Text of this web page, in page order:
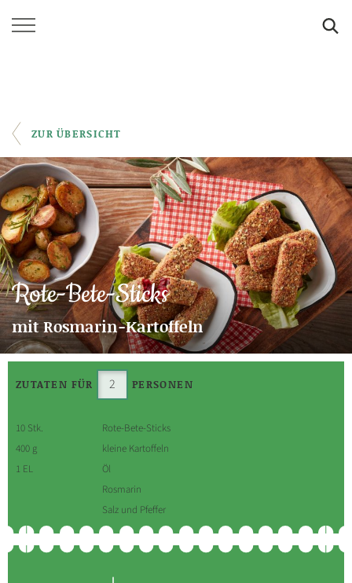
ZUR ÜBERSICHT
Rote-Bete-Sticks
mit Rosmarin-Kartoffeln
ZUTATEN FÜR PERSONEN
10 Stk.
Rote-Bete-Sticks
400 g
kleine Kartoffeln
1 EL
Öl
Rosmarin
Salz und Pfeffer